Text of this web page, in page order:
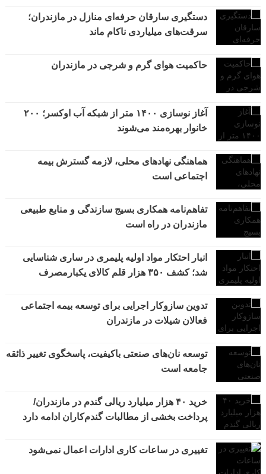
دستگیری سارقان حرفه‌ای منازل در مازندران؛
سرقت‌های میلیاردی ناکام ماند
حاکمیت هوای گرم و شرجی در مازندران
آغاز نوسازی ۱۴۰۰ متر از شبکه آب اوکسر؛ ۲۰۰
خانوار بهره‌مند می‌شوند
هماهنگی نهادهای محلی، لازمه گسترش بیمه
اجتماعی است
تفاهم‌نامه همکاری بسیج سازندگی و منابع طبیعی
مازندران در راه است
انبار احتکار مواد اولیه پلیمری در ساری شناسایی
شد؛ کشف ۳۵۰ هزار قلم کالای یکبارمصرف
تدوین سازوکار اجرایی برای توسعه بیمه اجتماعی
فعالان شیلات در مازندران
توسعه نان‌های صنعتی باکیفیت، پاسخگوی تغییر ذائقه
جامعه است
خرید ۴۰ هزار میلیارد ریالی گندم در مازندران/
پرداخت بخشی از مطالبات گندم‌کاران ادامه دارد
تغییری در ساعات کاری ادارات اعمال نمی‌شود